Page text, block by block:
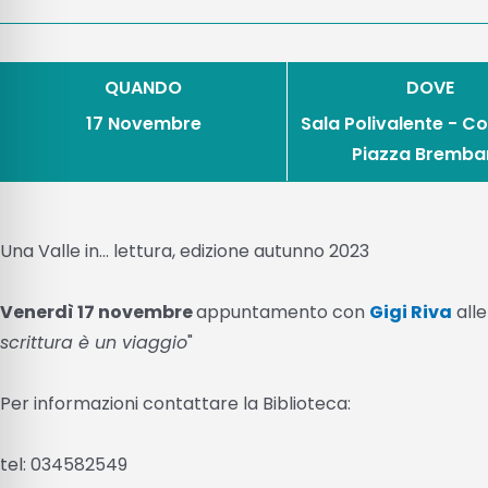
QUANDO
17 Novembre
DOVE
Sala Polivalente -
Piazza
Una Valle in... lettura, edizione autunno 2023
Venerdì 17 novembreappuntamento con Gigi Riva alle
scrittura è un viaggio"
Per informazioni contattare la Biblioteca:
tel: 034582549